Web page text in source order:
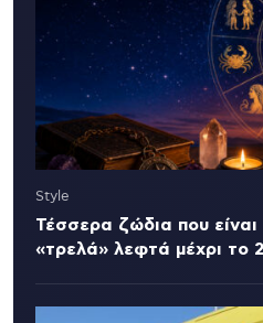
Style
Τέσσερα ζώδια που
«τρελά» λεφτά μέχρι το